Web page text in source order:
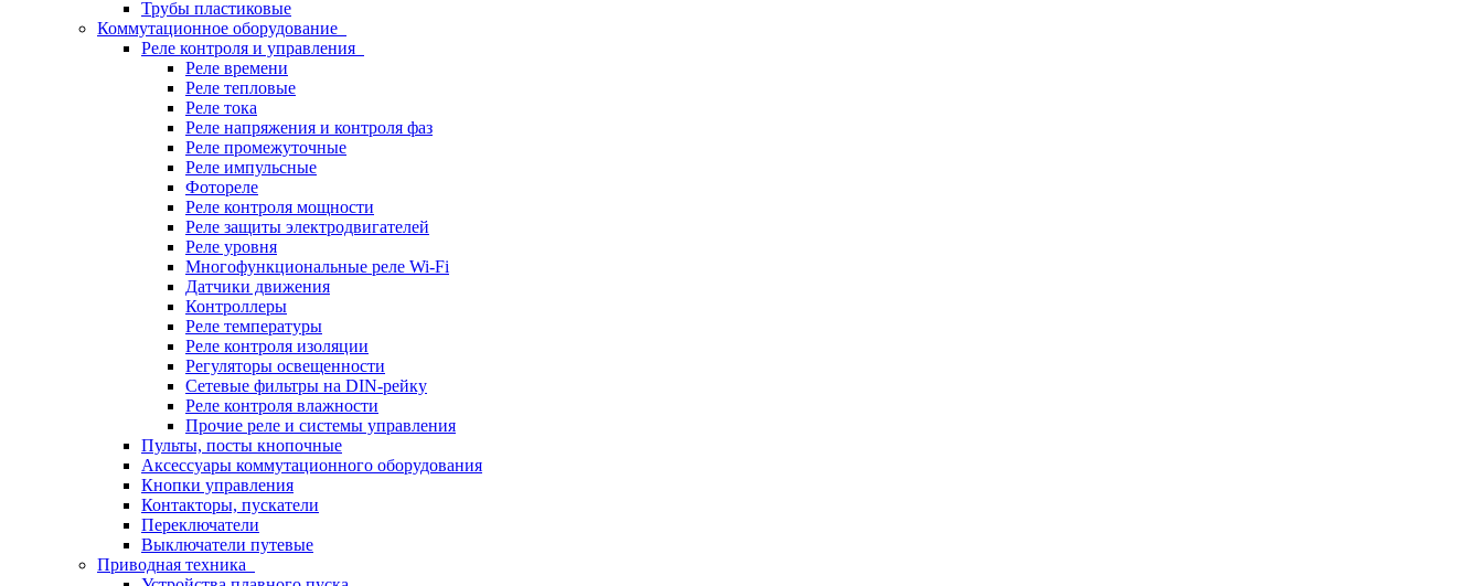
Трубы пластиковые
Коммутационное оборудование
Реле контроля и управления
Реле времени
Реле тепловые
Реле тока
Реле напряжения и контроля фаз
Реле промежуточные
Реле импульсные
Фотореле
Реле контроля мощности
Реле защиты электродвигателей
Реле уровня
Многофункциональные реле Wi-Fi
Датчики движения
Контроллеры
Реле температуры
Реле контроля изоляции
Регуляторы освещенности
Сетевые фильтры на DIN-рейку
Реле контроля влажности
Прочие реле и системы управления
Пульты, посты кнопочные
Аксессуары коммутационного оборудования
Кнопки управления
Контакторы, пускатели
Переключатели
Выключатели путевые
Приводная техника